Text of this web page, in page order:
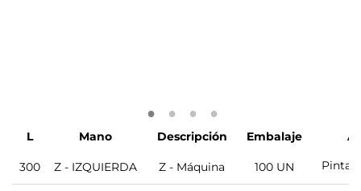
L Mano Descripción Embalaje
300 Z - IZQUIERDA Z - Máquina 100 UN